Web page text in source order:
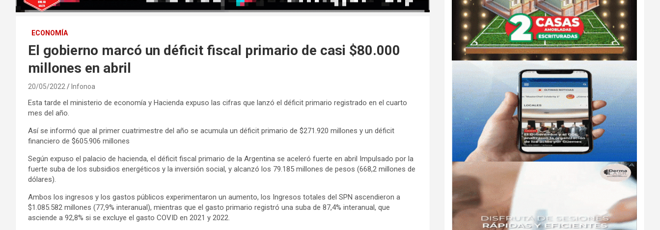
ECONOMÍA
El gobierno marcó un déficit fiscal primario de casi $80.000
millones en abril
20/05/2022 Infonoa
Esta tarde el ministerio de economía y Hacienda expuso las cifras que lanzó el déficit primario registrado en el cuarto
mes del año.
Así se informó que al primer cuatrimestre del año se acumula un déficit primario de $271.920 millones y un déficit
financiero de $605.906 millones
Según expuso el palacio de hacienda, el déficit fiscal primario de la Argentina se aceleró fuerte en abril Impulsado por la
fuerte suba de los subsidios energéticos y la inversión social, y alcanzó los 79.185 millones de pesos (668,2 millones de
dólares).
Ambos los ingresos y los gastos públicos experimentaron un aumento, los Ingresos totales del SPN ascendieron a
$1.085.582 millones (77,9% interanual), mientras que el gasto primario registró una suba de 87,4% interanual, que
asciende a 92,8% si se excluye el gasto COVID en 2021 y 2022.